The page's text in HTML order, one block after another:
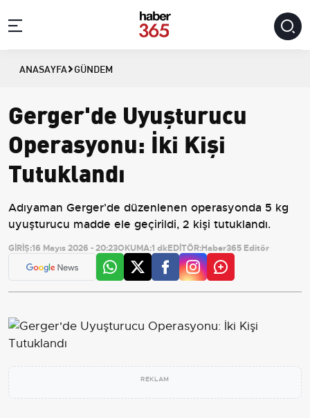
ANASAYFA GÜNDEM
Gerger'de Uyuşturucu
Operasyonu: İki Kişi
Tutuklandı
Adıyaman Gerger'de düzenlenen operasyonda 5 kg
uyuşturucu madde ele geçirildi, 2 kişi tutuklandı.
GİRİŞ:16 Mayıs 2026 - 20:23OKUMA:1 dkEDİTÖR:Haber365 Editör
REKLAM